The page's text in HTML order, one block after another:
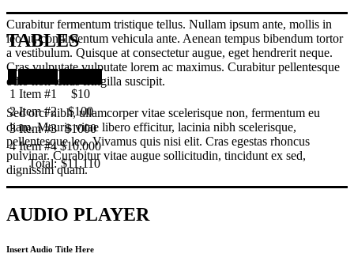
Curabitur fermentum tristique tellus. Nullam ipsum ante, mollis in
leo ut, condimentum vehicula ante. Aenean tempus bibendum tortor
a vestibulum. Quisque at consectetur augue, eget hendrerit neque.
Cras vulputate vulputate lorem ac maximus. Curabitur pellentesque
odio non tellus fringilla suscipit.
Sed orci nibh, ullamcorper vitae scelerisque non, fermentum eu
diam. Mauris vitae libero efficitur, lacinia nibh scelerisque,
pellentesque leo. Vivamus quis nisi elit. Cras egestas rhoncus
pulvinar. Curabitur vitae augue sollicitudin, tincidunt ex sed,
dignissim quam.
TABLES
1 Item #1
$10
2 Item #2
$100
3 Item #3 $1000
4 Item #4 $10.000
Total: $11.110
AUDIO PLAYER
Insert Audio Title Here